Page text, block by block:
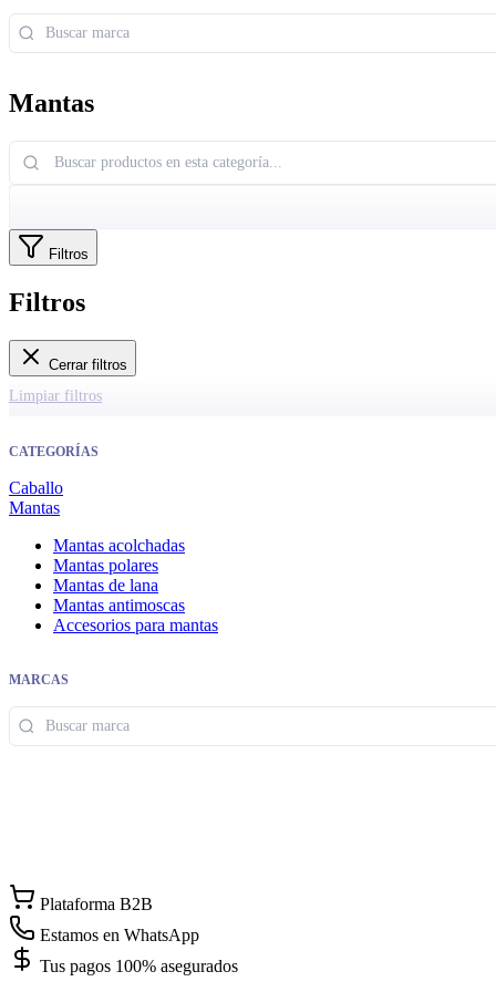
Mantas
Filtros
Filtros
Cerrar filtros
Limpiar filtros
CATEGORÍAS
Caballo
Mantas
Mantas acolchadas
Mantas polares
Mantas de lana
Mantas antimoscas
Accesorios para mantas
MARCAS
Plataforma B2B
Estamos en WhatsApp
Tus pagos 100% asegurados